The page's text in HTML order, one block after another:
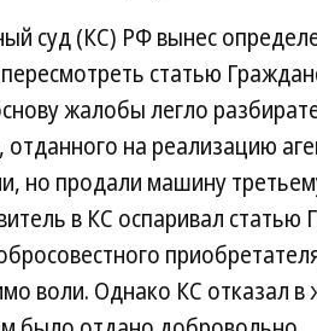
суд (КС) РФ вынес
статью
жалобы легло
на реализацию
но продали машину
в КС оспаривал
воли. Однако КС отказал в